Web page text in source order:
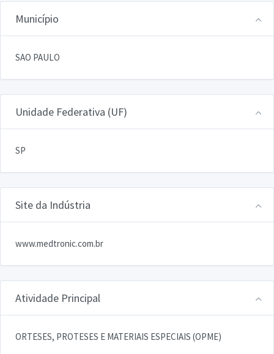
Município
SAO PAULO
Unidade Federativa (UF)
SP
Site da Indústria
www.medtronic.com.br
Atividade Principal
ORTESES, PROTESES E MATERIAIS ESPECIAIS (OPME)